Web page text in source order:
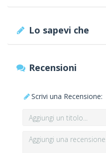
Lo sapevi che
Recensioni
Scrivi una Recensione: